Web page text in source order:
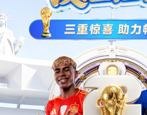
矿用本安型显示器